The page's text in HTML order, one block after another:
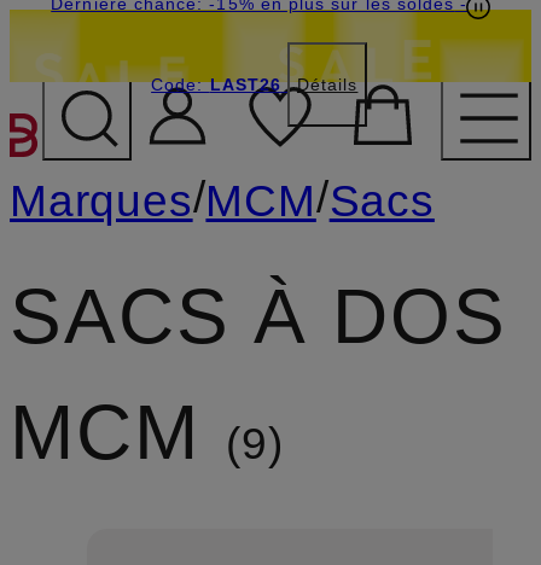
PASSER AU CONTENU
Code:LAST26 Détails
Marques/MCM/Sacs
SACS À DOS
MCM
9